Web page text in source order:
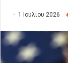
1 Ιουλίου 2026